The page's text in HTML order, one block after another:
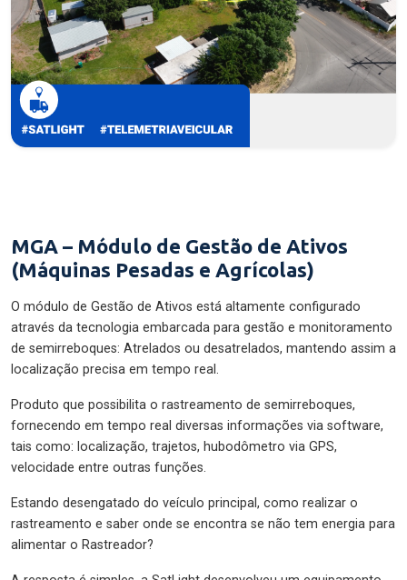
MGA – Módulo de Gestão de Ativos
(Máquinas Pesadas e Agrícolas)
O módulo de Gestão de Ativos está altamente configurado
através da tecnologia embarcada para gestão e monitoramento
de semirreboques: Atrelados ou desatrelados, mantendo assim a
localização precisa em tempo real.
Produto que possibilita o rastreamento de semirreboques,
fornecendo em tempo real diversas informações via software,
tais como: localização, trajetos, hubodômetro via GPS,
velocidade entre outras funções.
Estando desengatado do veículo principal, como realizar o
rastreamento e saber onde se encontra se não tem energia para
alimentar o Rastreador?